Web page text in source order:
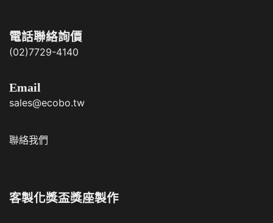
電話聯絡詢價
(02)7729-4140
Email
sales@ecobo.tw
聯絡我們
客製化獎盃獎座製作